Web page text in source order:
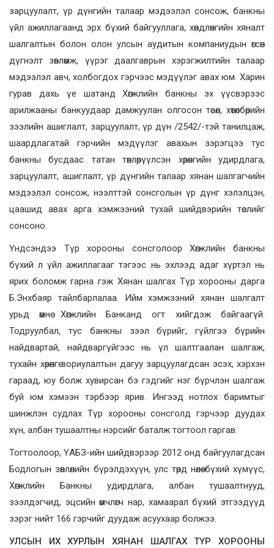
зарцуулалт, үр дүнгийн талаар мэдээлэл сонсож, банкны
үйл ажиллагаанд эрх бүхий байгууллага, хөндлөнгийн хяналт
шалгалтын болон олон улсын аудитын компаниудын өгсөн
дүгнэлт зөвлөмж, үүрэг даалгаврын хэрэгжилтийн талаар
мэдээлэл авч, холбогдох гэрчээс мэдүүлэг авах юм. Харин
гурав дахь үе шатанд Хөгжлийн банкны эх үүсвэрээс
арилжааны банкуудаар дамжуулан олгосон төсөл, хөтөлбөрийн
зээлийн ашиглалт, зарцуулалт, үр дүн /2542/-тэй танилцаж,
шаардлагатай гэрчийн мэдүүлэг авахын зэрэгцээ тус
банкны бусдаас татан төвлөрүүлсэн хөрөнгийн удирдлага,
зарцуулалт, ашиглалт, үр дүнгийн талаар хянан шалгагчийн
мэдээлэл сонсож, нээлттэй сонсголын үр дүнг хэлэлцэн,
цаашид авах арга хэмжээний тухай шийдвэрийн төслийг
сонсоно.
Үндсэндээ Түр хорооны сонсголоор Хөгжлийн банкны
бүхий л үйл ажиллагааг тэгээс нь эхлээд адаг хүртэл нь
ярих боломж гарна гэж Хянан шалгах Түр хорооны дарга
Б.Энхбаяр тайлбарлалаа. Ийм хэмжээний хянан шалгалт
урьд өмнө Хөгжлийн Банканд огт хийгдэж байгаагүй.
Тодруулбал, тус банкны зээл бүрийг, гүйлгээ бүрийн
найдвартай, найдваргүйгээс нь үл шалтгаалан шалгаж,
тухайн хөрөнгө зориулалтын дагуу зарцуулагдсан эсэх, хэрхэн
гараад, юу болж хувирсан бэ гэдгийг нэг бүрчлэн шалгаж
буй юм хэмээн тэрбээр ярив. Ингээднотлох баримтыг
шинжлэн судлах Түр хорооны сонсголд гэрчээр дуудах
хүн, албан тушаалтны нэрсийг баталж тогтоол гаргав.
Тогтоолоор, ҮАБЗ-ийн шийдвэрээр 2012 онд байгуулагдсан
Бодлогын зөвлөлийн бүрэлдэхүүн, улс төрд нөлөө бүхий хүмүүс,
Хөгжлийн Банкны удирдлага, албан тушаалтнууд,
зээлдэгчид, эцсийн өмчлөгч нар, хамаарал бүхий этгээдүүд
зэрэг нийт 166 гэрчийг дуудаж асуухаар болжээ.
УЛСЫН ИХ ХУРЛЫН ХЯНАН ШАЛГАХ ТҮР ХОРООНЫ